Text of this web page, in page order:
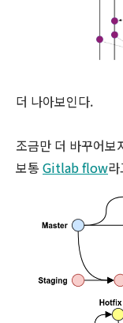
더 나아보인다.
조금만 더 바꾸어보
보통 Gitlab flow